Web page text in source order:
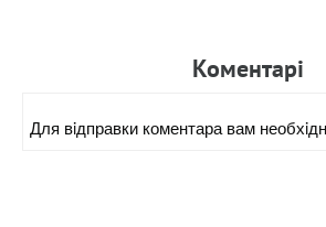
Коментарi
Для вiдправки коментара вам